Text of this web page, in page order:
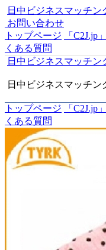
日中ビジネスマッチン
お問い合わせ
トップページ
「C2J.jp
くある質問
日中ビジネスマッチン
日中ビジネスマッチン
トップページ 「C2J.jp
くある質問